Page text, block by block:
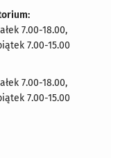
7.00-18.00,
7.00-15.00
7.00-18.00,
7.00-15.00